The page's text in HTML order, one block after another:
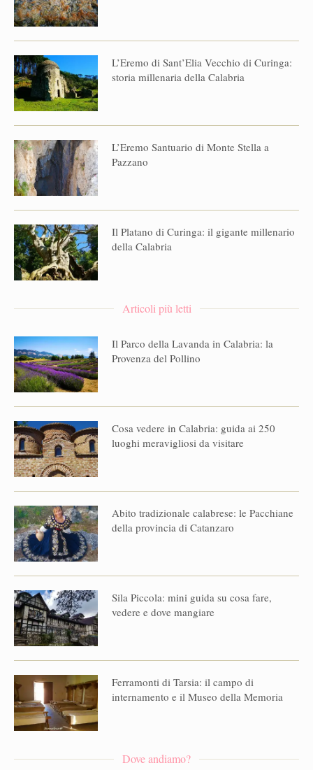
L’Eremo di Sant’Elia Vecchio di Curinga:
storia millenaria della Calabria
L’Eremo Santuario di Monte Stella a
Pazzano
Il Platano di Curinga: il gigante millenario
della Calabria
Articoli più letti
Il Parco della Lavanda in Calabria: la
Provenza del Pollino
Cosa vedere in Calabria: guida ai 250
luoghi meravigliosi da visitare
Abito tradizionale calabrese: le Pacchiane
della provincia di Catanzaro
Sila Piccola: mini guida su cosa fare,
vedere e dove mangiare
Ferramonti di Tarsia: il campo di
internamento e il Museo della Memoria
Dove andiamo?